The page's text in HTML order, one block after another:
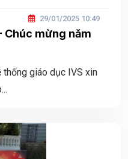
29/01/2025 10:49
Chúc mừng năm
thống giáo dục IVS xin